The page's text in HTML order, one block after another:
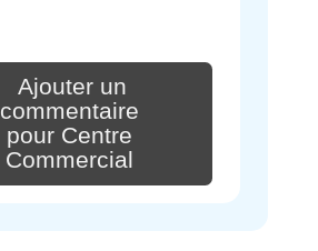
Ajouter un
commentaire
pour Centre
Commercial